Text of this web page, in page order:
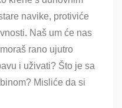
navike, protiviće
Naš um će nas
rano ujutro
i uživati? Što je sa
Misliće da si